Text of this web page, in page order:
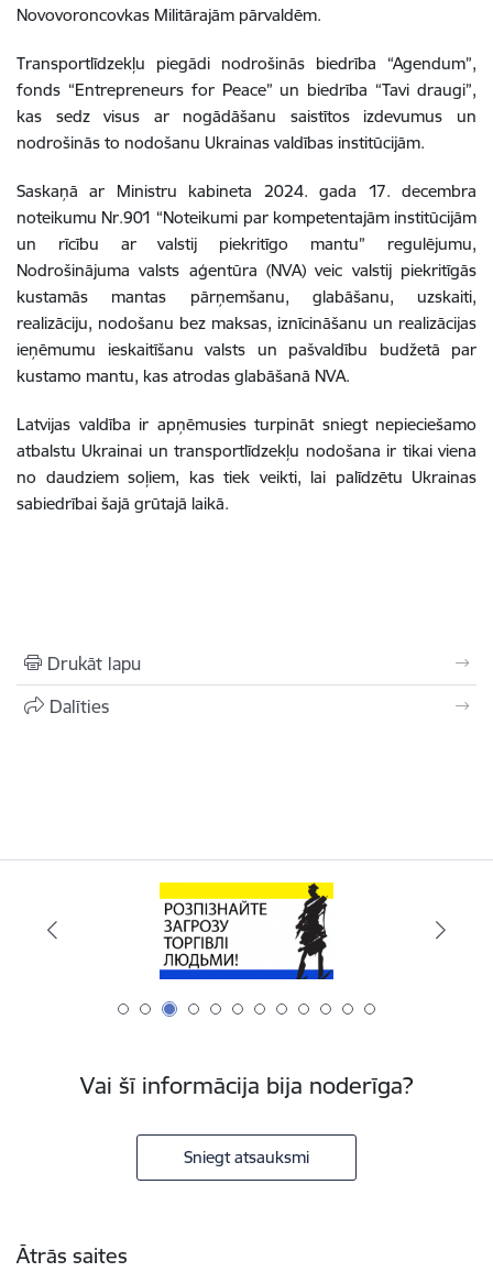
Novovoroncovkas Militārajām pārvaldēm.
Transportlīdzekļu piegādi nodrošinās biedrība “Agendum”,
fonds “Entrepreneurs for Peace” un biedrība “Tavi draugi”,
kas sedz visus ar nogādāšanu saistītos izdevumus un
nodrošinās to nodošanu Ukrainas valdības institūcijām.
Saskaņā ar Ministru kabineta 2024. gada 17. decembra
noteikumu Nr.901 “Noteikumi par kompetentajām institūcijām
un rīcību ar valstij piekritīgo mantu” regulējumu,
Nodrošinājuma valsts aģentūra (NVA) veic valstij piekritīgās
kustamās mantas pārņemšanu, glabāšanu, uzskaiti,
realizāciju, nodošanu bez maksas, iznīcināšanu un realizācijas
ieņēmumu ieskaitīšanu valsts un pašvaldību budžetā par
kustamo mantu, kas atrodas glabāšanā NVA.
Latvijas valdība ir apņēmusies turpināt sniegt nepieciešamo
atbalstu Ukrainai un transportlīdzekļu nodošana ir tikai viena
no daudziem soļiem, kas tiek veikti, lai palīdzētu Ukrainas
sabiedrībai šajā grūtajā laikā.
Drukāt lapu
Dalīties
Vai šī informācija bija noderīga?
Sniegt atsauksmi
Ātrās saites